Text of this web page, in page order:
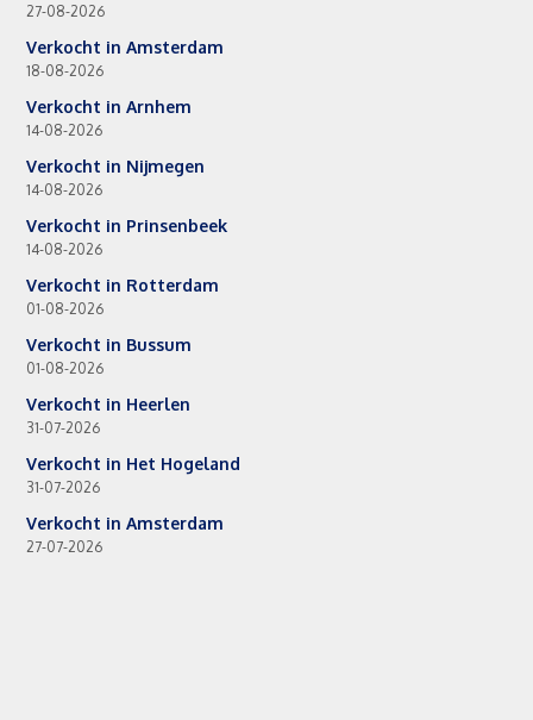
27-08-2026
Verkocht in Amsterdam
18-08-2026
Verkocht in Arnhem
14-08-2026
Verkocht in Nijmegen
14-08-2026
Verkocht in Prinsenbeek
14-08-2026
Verkocht in Rotterdam
01-08-2026
Verkocht in Bussum
01-08-2026
Verkocht in Heerlen
31-07-2026
Verkocht in Het Hogeland
31-07-2026
Verkocht in Amsterdam
27-07-2026